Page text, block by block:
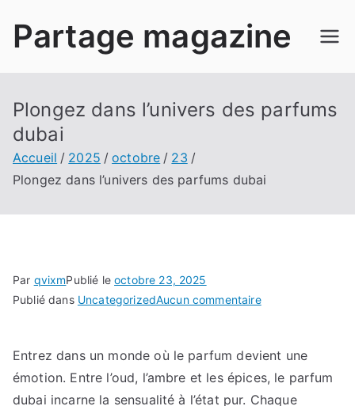
Partage magazine
Plongez dans l’univers des parfums
dubai
Accueil 2025 octobre
23
Plongez dans l’univers des parfums dubai
Par qvixmPublié leoctobre 23, 2025
Publié dans UncategorizedAucun commentairesur
l’univers
des
parfums
Entrez dans un monde où le parfum devient une
émotion. Entre l’oud, l’ambre et les épices, le parfum
dubai incarne la sensualité à l’état pur. Chaque